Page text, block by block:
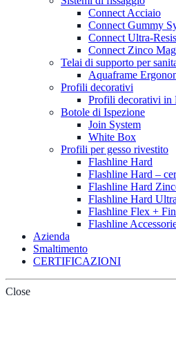
Connect Acciaio
Connect Gummy
Connect Ultra-
Connect Zinco
Telai di supporto per
Aquaframe
Profili decorativi
Profili decorativi in
Botole di Ispezione
Join System
White Box
Profili per gesso rivestito
Flashline Hard
Flashline Hard –
Flashline Hard
Flashline Hard
Flashline Flex +
Flashline
Azienda
Smaltimento
CERTIFICAZIONI
Close